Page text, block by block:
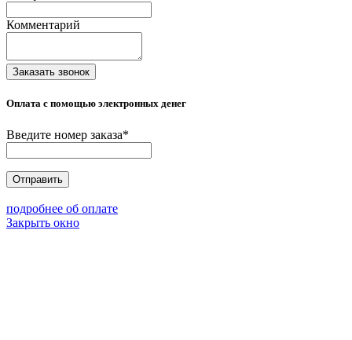
Комментарий
Заказать звонок
Оплата с помощью электронных денег
Введите номер заказа*
Отправить
подробнее об оплате
Закрыть окно